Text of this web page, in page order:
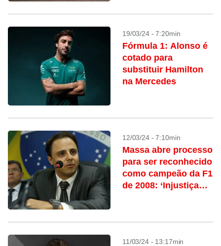
19/03/24 - 7:20min
Fórmula 1: Alonso é
cotado para
substituir Hamilton
na Mercedes
12/03/24 - 7:10min
Massa abre processo
para ser reconhecido
como campeão da F1
de 2008: ‘Injustiça
11/03/24 - 13:17min